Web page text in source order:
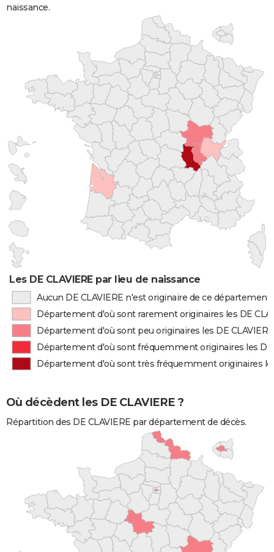
naissance.
Les DE CLAVIERE par lieu de naissance
Aucun DE CLAVIERE n'est originaire de ce département
Département d'où sont rarement originaires les DE
Département d'où sont peu originaires les DE CLAVIERE
Département d'où sont fréquemment originaires les DE
Département d'où sont très fréquemment originaires
Où décèdent les DE CLAVIERE ?
Répartition des DE CLAVIERE par département de décès.